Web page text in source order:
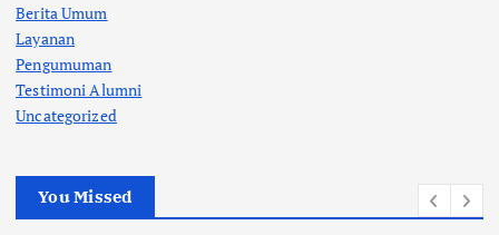
Berita Umum
Layanan
Pengumuman
Testimoni Alumni
Uncategorized
You Missed